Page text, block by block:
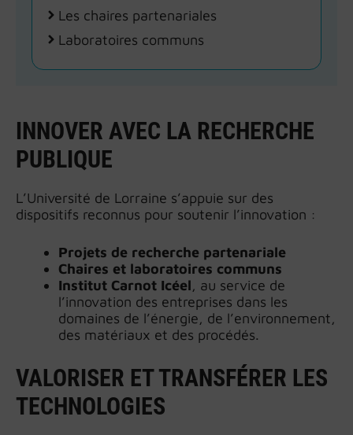
Les chaires partenariales
Laboratoires communs
INNOVER AVEC LA RECHERCHE
PUBLIQUE
L’Université de Lorraine s’appuie sur des
dispositifs reconnus pour soutenir l’innovation :
Projets de recherche partenariale
Chaires et laboratoires communs
Institut Carnot Icéel, au service de
l’innovation des entreprises dans les
domaines de l’énergie, de l’environnement,
des matériaux et des procédés.
VALORISER ET TRANSFÉRER LES
TECHNOLOGIES